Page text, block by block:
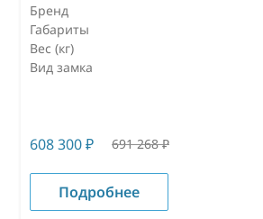
Бренд
Габариты
Вес (кг)
Вид замка
608 300₽ 691 268₽
Подробнее